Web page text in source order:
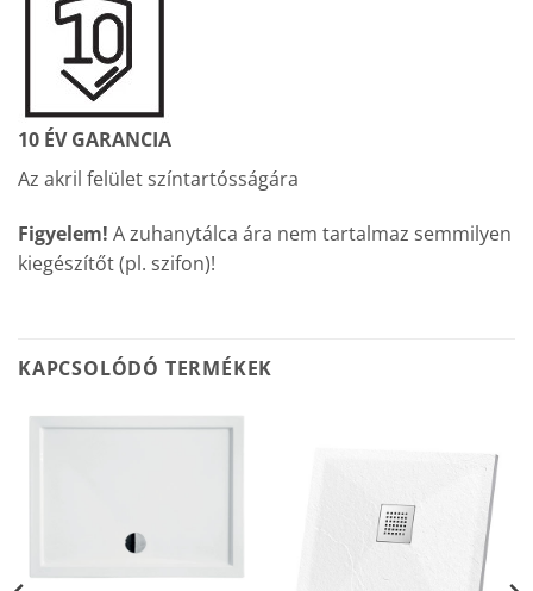
10 ÉV GARANCIA
Az akril felület színtartósságára
Figyelem! A zuhanytálca ára nem tartalmaz semmilyen
kiegészítőt (pl. szifon)!
KAPCSOLÓDÓ TERMÉKEK